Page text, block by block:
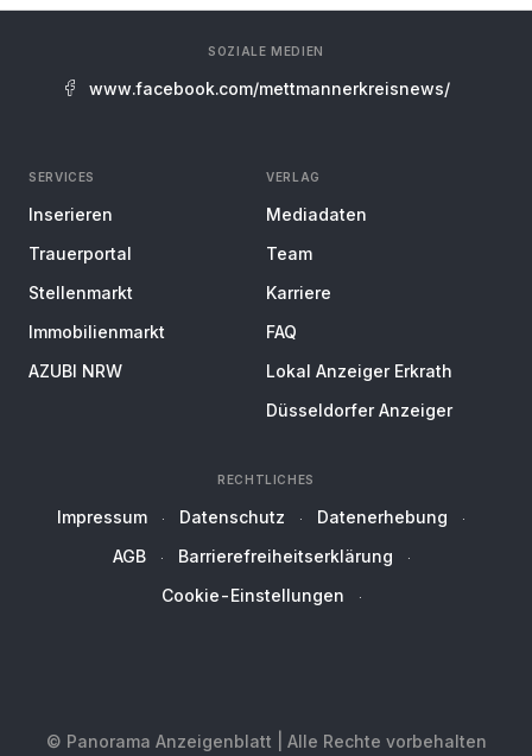
SOZIALE MEDIEN
www.facebook.com/mettmannerkreisnews/
SERVICES
Inserieren
Trauerportal
Stellenmarkt
Immobilienmarkt
AZUBI NRW
VERLAG
Mediadaten
Team
Karriere
FAQ
Lokal Anzeiger Erkrath
Düsseldorfer Anzeiger
RECHTLICHES
Impressum Datenschutz
Datenerhebung
AGB
Barrierefreiheitserklärung
Cookie-Einstellungen
© Panorama Anzeigenblatt | Alle Rechte vorbehalten